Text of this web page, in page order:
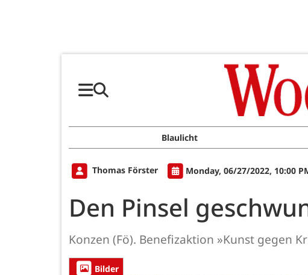
Blaulicht
Thomas Förster Monday, 06/27/2022, 10:00
Den Pinsel
Konzen (Fö). Benefizaktion »Kunst gegen
Bilder